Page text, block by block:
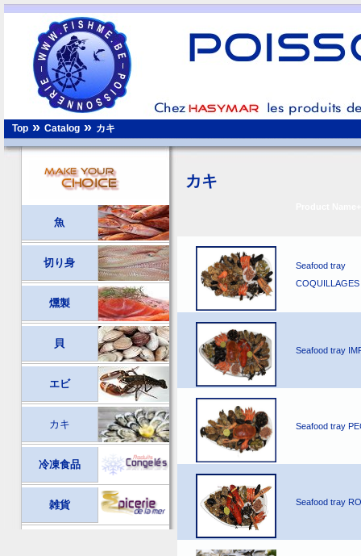
Top » Catalog » カキ
カキ
Seafood tray
COQUILLAGES
Seafood tray
Seafood tray
Seafood tray
魚
切り身
燻製
貝
エビ
カキ
冷凍食品
雑貨